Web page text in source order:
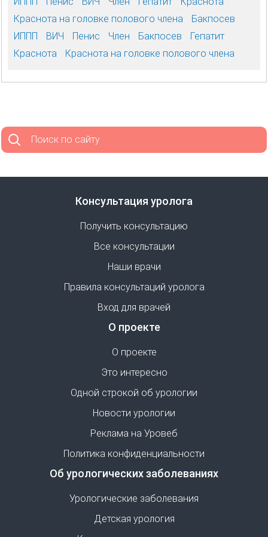
Краснота на головке полового члена
Бакпосев
ИППП
ВИЧ Пенис Член Бакпосев
Гепатит
Краснота
Краснота на головке полового члена
Поиск по сайту
Консультация уролога
Получить консультацию
Все консультации
Наши врачи
Правила консультаций уролога
Вход для врачей
О проекте
О проекте
Это интересно
Одной строкой об урологии
Новости урологии
Реклама на Уровеб
Политика конфиденциальности
Об урологических заболеваниях
Урологические заболевания
Детская урология